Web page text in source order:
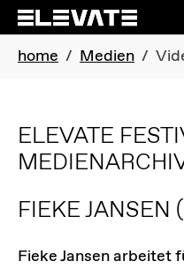
Skip to main navigation
Skip to main content
Skip to page footer
You are here:
home Medien
ELEVATE
FIEKE JANSEN
Fieke Jansen arbeitet